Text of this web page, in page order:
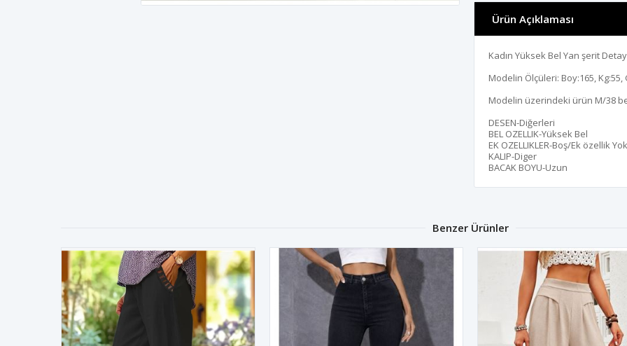
Ürün Açıklaması
Kadın Yüksek Bel Yan şerit
Modelin Ölçüleri: Boy:165, Kg:55,
Modelin üzerindeki ürün M/38
DESEN-Diğerleri
BEL OZELLIK-Yüksek Bel
EK OZELLIKLER-Boş/Ek özellik Yok
KALIP-Diger
BACAK BOYU-Uzun
Benzer Ürünler